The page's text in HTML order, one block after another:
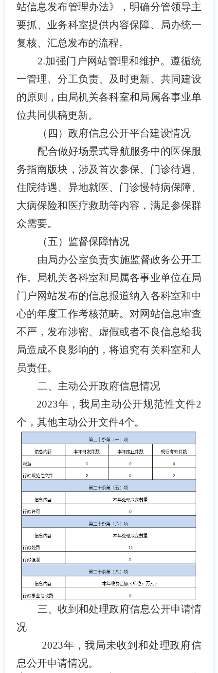
站信息发布管理办法》，明确分管领导主
要抓、业务科室提供内容保障、局办统一
复核、汇总发布的流程。
2.加强门户网站管理和维护。遵循统
一管理、分工负责、及时更新、共同建设
的原则，由 局机关各科室和局属各事业单
位共同供稿更新。
（四）政府信息公开平台建设情况
配合做好场景式导航服务中的医保服
务指南版块，涉及首次参保、门诊待遇、
住院待遇、异地就医、门诊慢特病保障、
大病保险和医疗救助等内容，满足参保群
众需要。
（五）监督保障情况
由局办公室负责实施监督政务公开工
作。 局机关各科室和局属各事业单位在局
门户网站发布的信息报道纳入各科室和中
心的年度工作考核范畴。对网站信息审查
不严，发布涉密、虚假或者不良信息给我
局造成不良影响的，将追究有关科室和人
员责任。
二、主动公开政府信息情况
2023年，我局主动公开规范性文件2
个，其他主动公开文件4个。
三、收到和处理政府信息公开申请情
况
2023年，我局未收到和处理政府信
息公开申请情况。